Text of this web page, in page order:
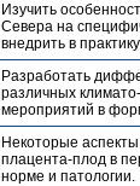
Изучить
Севера на
внедрить в
Разработать
различных
мероприятий в
Некоторые
плацента-плод в
норме и патологии.